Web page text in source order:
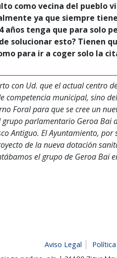
como vecina del pueblo
ya que siempre
años tenga que para solo
solucionar esto? Tienen
para ir a coger solo la
con Ud. que el actual centro
competencia municipal, sino
Foral para que se cree un
parlamentario Geroa
Antiguo. El Ayuntamiento,
de la nueva dotación
el grupo de Geroa Bai
Aviso Legal